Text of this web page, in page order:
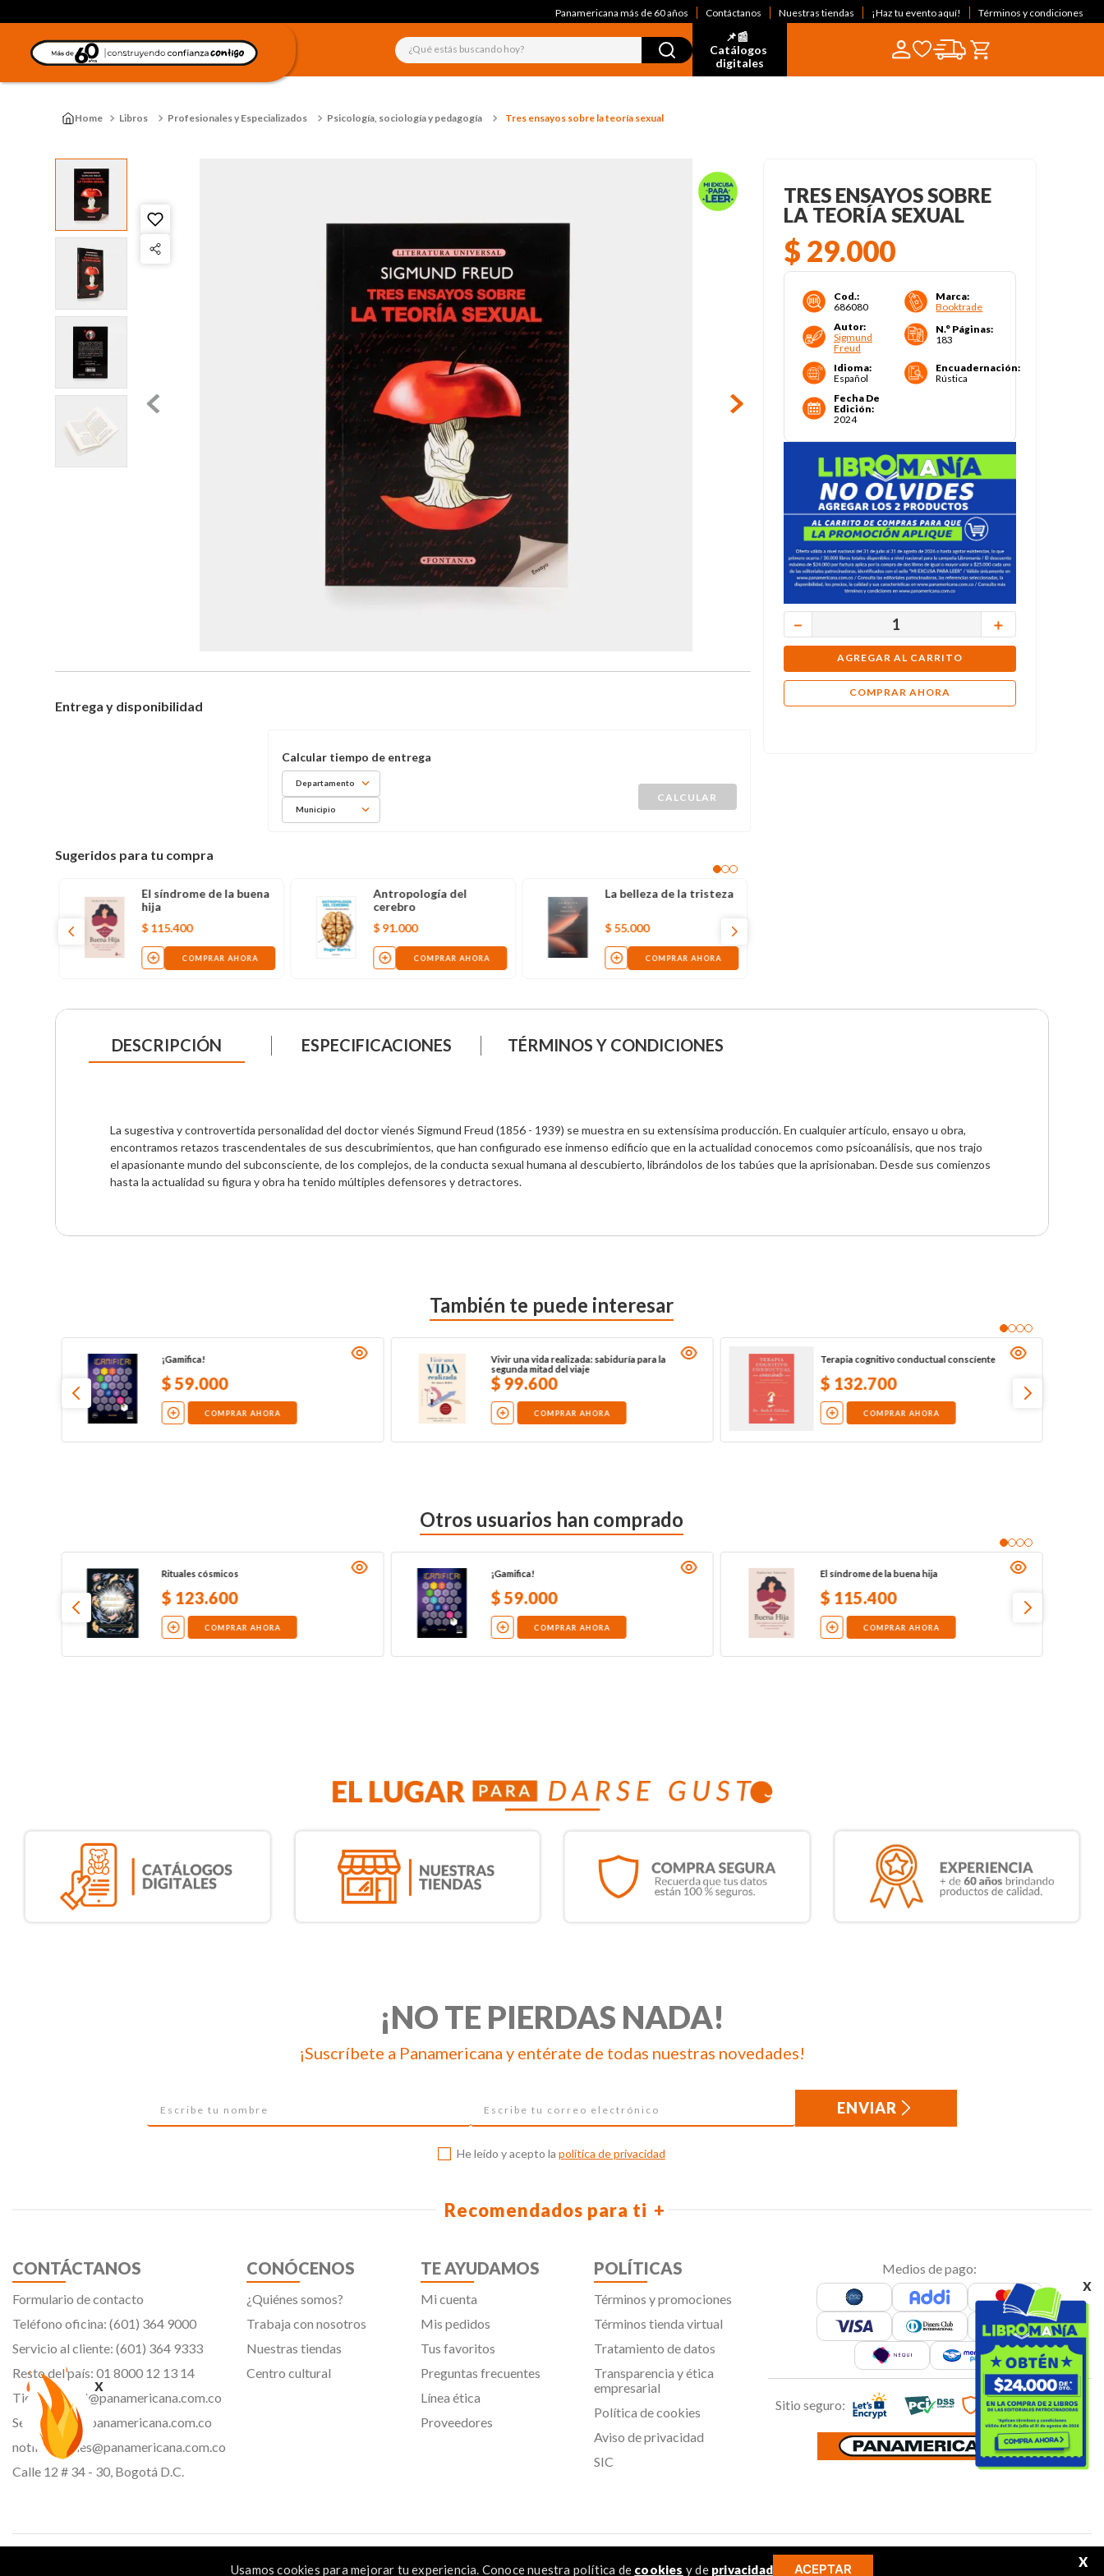
x
x
Usamos cookies para mejorar tu experiencia. Conoce nuestra política de cookies y de privacidad ACEPTAR X
Panamericana más de 60 años Contáctanos Nuestras tiendas ¡Haz tu evento aquí! Términos y condiciones
¿Qué estás buscando hoy?
📌📰
Catálogos
digitales
Libros Profesionales y Especializados Psicología, sociología y pedagogía Tres ensayos sobre la teoría sexual
Entrega y disponibilidad
Departamento
Municipio
Sugeridos para tu compra
El síndrome de la buena
hija
$ 115.400
COMPRAR AHORA
Antropología del
cerebro
$ 91.000
COMPRAR AHORA
La belleza de la tristeza
$ 55.000
COMPRAR AHORA
TRES ENSAYOS SOBRE
LA TEORÍA SEXUAL
$ 29.000
Cod.:
686080
Marca:
Booktrade
Autor:
Sigmund
Freud
N.° Páginas:
183
Idioma:
Español
Encuadernación:
Rústica
Fecha De
Edición:
2024
＋
－
AGREGAR AL CARRITO
COMPRAR AHORA
DESCRIPCIÓN ESPECIFICACIONES TÉRMINOS Y CONDICIONES
La sugestiva y controvertida personalidad del doctor vienés Sigmund Freud (1856 - 1939) se muestra en su extensísima producción. En cualquier artículo, ensayo u obra,
encontramos retazos trascendentales de sus descubrimientos, que han configurado ese inmenso edificio que en la actualidad conocemos como psicoanálisis, que nos trajo
el apasionante mundo del subconsciente, de los complejos, de la conducta sexual humana al descubierto, librándolos de los tabúes que la aprisionaban. Desde sus comienzos
hasta la actualidad su figura y obra ha tenido múltiples defensores y detractores.
También te puede interesar
¡Gamifica!
$59.000
COMPRAR AHORA
Vivir una vida realizada: sabiduría para la
segunda mitad del viaje
$99.600
COMPRAR AHORA
Terapia cognitivo conductual conscíente
$ 132.700
COMPRAR AHORA
Otros usuarios han comprado
Rituales cósmicos
$ 123.600
COMPRAR AHORA
¡Gamifica!
$59.000
COMPRAR AHORA
El síndrome de la buena hija
$ 115.400
COMPRAR AHORA
¡NO TE PIERDAS NADA!
¡Suscríbete a Panamericana y entérate de todas nuestras novedades!
ENVIAR
He leído y acepto la política de privacidad
Recomendados para ti
CONTÁCTANOS
Formulario de contacto
Teléfono oficina: (601) 364 9000
Servicio al cliente: (601) 364 9333
Resto del país: 01 8000 12 13 14
Tiendavirtual@panamericana.com.co
Servicliente@panamericana.com.co
notificaciones@panamericana.com.co
Calle 12 # 34 - 30, Bogotá D.C.
CONÓCENOS
¿Quiénes somos?
Trabaja con nosotros
Nuestras tiendas
Centro cultural
TE AYUDAMOS
Mi cuenta
Mis pedidos
Tus favoritos
Preguntas frecuentes
Línea ética
Proveedores
POLÍTICAS
Términos y promociones
Términos tienda virtual
Tratamiento de datos
Transparencia y ética
empresarial
Política de cookies
Aviso de privacidad
SIC
Medios de pago:
Sitio seguro: